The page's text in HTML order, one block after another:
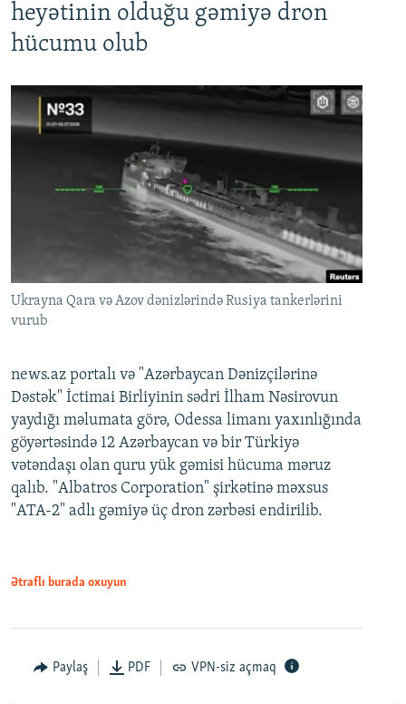
heyətinin olduğu gəmiyə dron
hücumu olub
Ukrayna Qara və Azov dənizlərində Rusiya tankerlərini
vurub
news.az portalı və "Azərbaycan Dənizçilərinə
Dəstək" İctimai Birliyinin sədri İlham Nəsirovun
yaydığı məlumata görə, Odessa limanı yaxınlığında
göyərtəsində 12 Azərbaycan və bir Türkiyə
vətəndaşı olan quru yük gəmisi hücuma məruz
qalıb. "Albatros Corporation" şirkətinə məxsus
"ATA-2" adlı gəmiyə üç dron zərbəsi endirilib.
Ətraflı burada oxuyun
Paylaş PDF VPN-siz açmaq